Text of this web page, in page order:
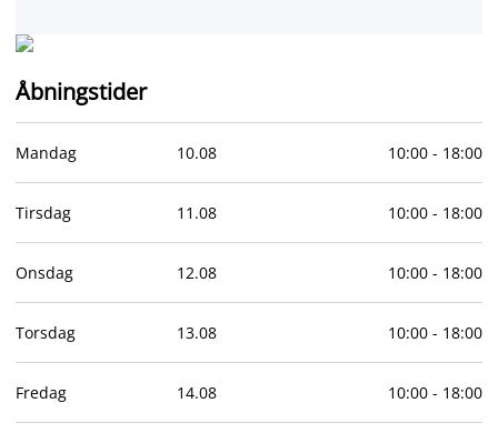
Åbningstider
Mandag 10.08 10:00- 18:00
Tirsdag 11 .08 10:00- 18:00
Onsdag 12.08 10:00- 18:00
Torsdag 13.08 10:00- 18:00
Fredag 14.08 10:00- 18:00